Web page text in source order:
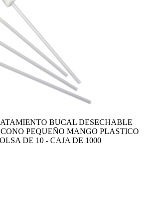
BUCAL DESECHABLE
PEQUEÑO MANGO PLASTICO
DE 10 - CAJA DE 1000